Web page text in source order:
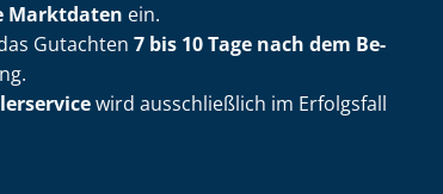
Marktdaten ein.
Gutachten 7 bis 10 Tage nach dem Be­
wird ausschließlich im Erfolgsfall